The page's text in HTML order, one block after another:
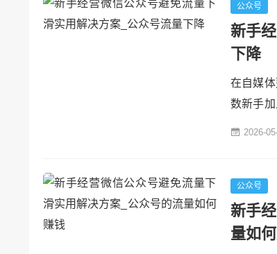
公众号
新手
下降
在自媒
数新手
视涨阁
2026-
公众号
新手
量如